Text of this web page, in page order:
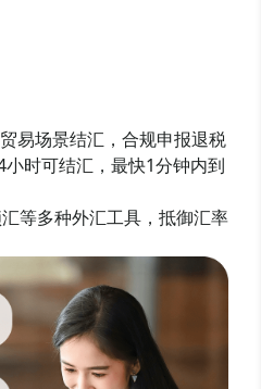
易场景结汇，合规申报退税
时可结汇，最快1分钟内到
等多种外汇工具，抵御汇率